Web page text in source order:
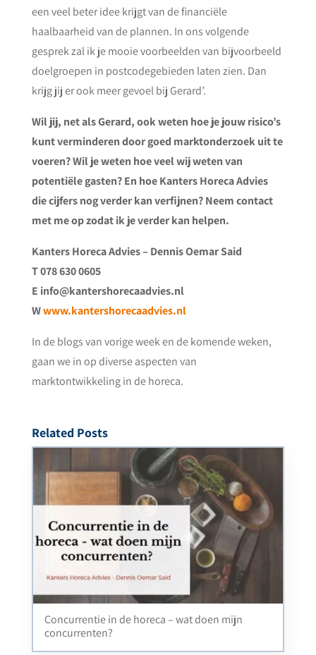
een veel beter idee krijgt van de financiële
haalbaarheid van de plannen. In ons volgende
gesprek zal ik je mooie voorbeelden van bijvoorbeeld
doelgroepen in postcodegebieden laten zien. Dan
krijg jij er ook meer gevoel bij Gerard’.
Wil jij, net als Gerard, ook weten hoe je jouw risico’s
kunt verminderen door goed marktonderzoek uit te
voeren? Wil je weten hoe veel wij weten van
potentiële gasten? En hoe Kanters Horeca Advies
die cijfers nog verder kan verfijnen? Neem contact
met me op zodat ik je verder kan helpen.
Kanters Horeca Advies – Dennis Oemar Said
T 078 630 0605
E info@kantershorecaadvies.nl
Wwww.kantershorecaadvies.nl
In de blogs van vorige week en de komende weken,
gaan we in op diverse aspecten van
marktontwikkeling in de horeca.
Related Posts
Concurrentie in de horeca – wat doen mijn
concurrenten?